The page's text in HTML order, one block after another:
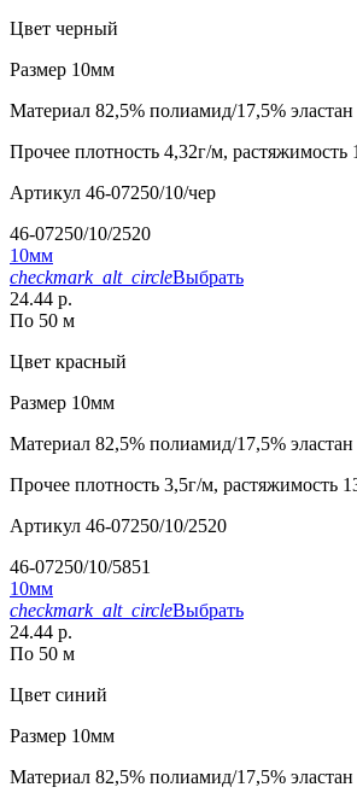
Цвет черный
Размер 10мм
Материал 82,5% полиамид/17,5% эластан
Прочее плотность 4,32г/м, растяжимость
Артикул 46-07250/10/чер
46-07250/10/2520
10мм
checkmark_alt_circleВыбрать
24.44 р.
По 50 м
Цвет красный
Размер 10мм
Материал 82,5% полиамид/17,5% эластан
Прочее плотность 3,5г/м, растяжимость
Артикул 46-07250/10/2520
46-07250/10/5851
10мм
checkmark_alt_circleВыбрать
24.44 р.
По 50 м
Цвет синий
Размер 10мм
Материал 82,5% полиамид/17,5% эластан